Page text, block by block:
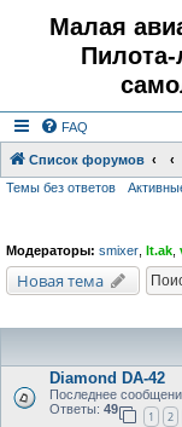
Малая
FAQ
Список форумов
Темы без ответов
Модераторы: smixer lt.ak
Новая тема
Diamond DA-42
Последнее
Ответы: 49
1 2